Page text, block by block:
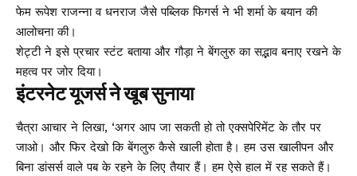
फेम रूपेश राजन्ना व धनराज जैसे पब्लिक फिगर्स ने भी शर्मा के बयान की
आलोचना की।
शेट्टी ने इसे प्रचार स्टंट बताया और गौड़ा ने बेंगलुरु का सद्भाव बनाए रखने के
महत्व पर जोर दिया।
इंटरनेट यूजर्स ने खूब सुनाया
चैत्रा आचार ने लिखा, ‘अगर आप जा सकती हो तो एक्सपेरिमेंट के तौर पर
जाओ। और फिर देखो कि बेंगलुरु कैसे खाली होता है। हम उस खालीपन और
बिना डांसर्स वाले पब के रहने के लिए तैयार हैं। हम ऐसे हाल में रह सकते हैं।